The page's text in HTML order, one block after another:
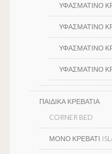
ΥΦΑΣΜΑΤΙΝΟ
ΥΦΑΣΜΑΤΙΝΟ
ΥΦΑΣΜΑΤΙΝΟ
ΥΦΑΣΜΑΤΙΝΟ
ΠΑΙΔΙΚΑ ΚΡΕΒΑΤΙΑ
CORNER BED
ΜΟΝΟ ΚΡΕΒΑΤΙ